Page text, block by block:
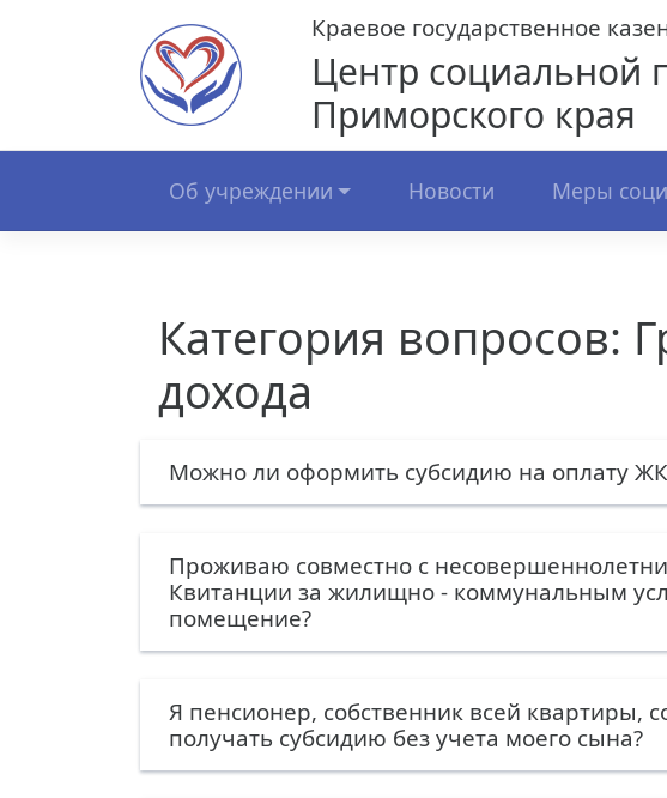
Краевое государственное
Центр социальной
Приморского края
Об учреждении Новости Меры
Категория вопросов:
дохода
Можно ли оформить субсидию на оплату
Проживаю совместно с
Квитанции за жилищно - коммунальным
помещение?
Я пенсионер, собственник всей квартиры,
получать субсидию без учета моего сына?